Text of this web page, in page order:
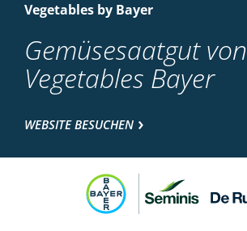
Vegetables by Bayer
Gemüsesaatgut von
Vegetables Bayer
WEBSITE BESUCHEN